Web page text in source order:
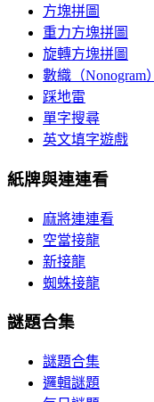
方塊拼圖
重力方塊拼圖
旋轉方塊拼圖
數織（Nonogram）
踩地雷
單字搜尋
英文填字遊戲
紙牌與連連看
麻將連連看
空當接龍
新接龍
蜘蛛接龍
謎題合集
謎題合集
邏輯謎題